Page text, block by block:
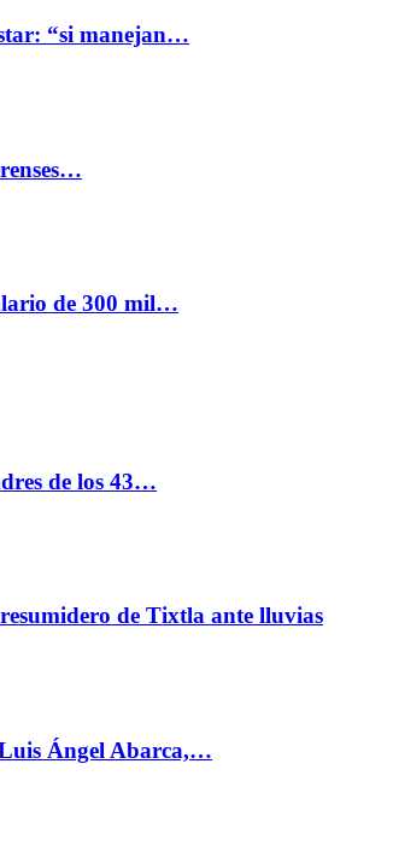
“si manejan…
de 300 mil…
de los 43…
de Tixtla ante lluvias
Ángel Abarca,…